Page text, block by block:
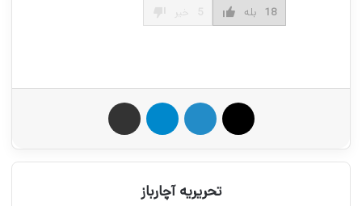
بله 18
تحریریه آچارباز